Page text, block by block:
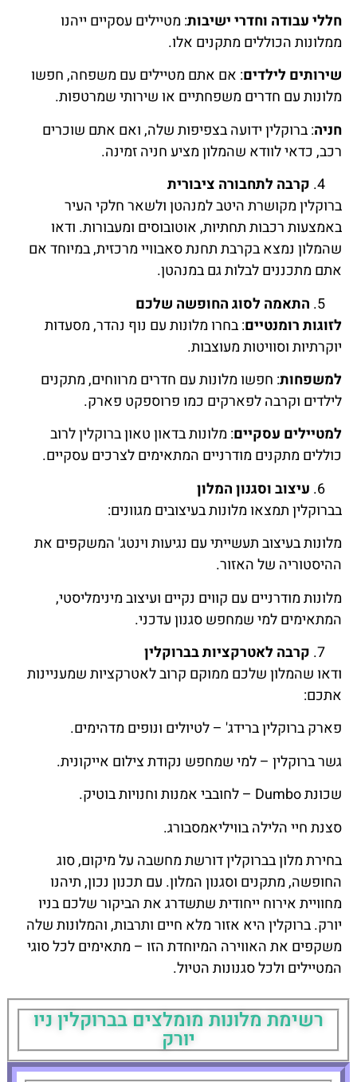
חללי עבודה וחדרי ישיבות: מטיילים עסקיים ייהנו
ממלונות הכוללים מתקנים אלו.
שירותים לילדים: אם אתם מטיילים עם משפחה, חפשו
מלונות עם חדרים משפחתיים או שירותי שמרטפות.
חניה: ברוקלין ידועה בצפיפות שלה, ואם אתם שוכרים
רכב, כדאי לוודא שהמלון מציע חניה זמינה.
קרבה לתחבורה ציבורית
ברוקלין מקושרת היטב למנהטן ולשאר חלקי העיר
באמצעות רכבות תחתיות, אוטובוסים ומעבורות. ודאו
שהמלון נמצא בקרבת תחנת סאבוויי מרכזית, במיוחד אם
אתם מתכננים לבלות גם במנהטן.
התאמה לסוג החופשה שלכם
לזוגות רומנטיים: בחרו מלונות עם נוף נהדר, מסעדות
יוקרתיות וסוויטות מעוצבות.
למשפחות: חפשו מלונות עם חדרים מרווחים, מתקנים
לילדים וקרבה לפארקים כמו פרוספקט פארק.
למטיילים עסקיים: מלונות בדאון טאון ברוקלין לרוב
כוללים מתקנים מודרניים המתאימים לצרכים עסקיים.
עיצוב וסגנון המלון
בברוקלין תמצאו מלונות בעיצובים מגוונים:
מלונות בעיצוב תעשייתי עם נגיעות וינטג' המשקפים את
ההיסטוריה של האזור.
מלונות מודרניים עם קווים נקיים ועיצוב מינימליסטי,
המתאימים למי שמחפש סגנון עדכני.
קרבה לאטרקציות בברוקלין
ודאו שהמלון שלכם ממוקם קרוב לאטרקציות שמעניינות
אתכם:
פארק ברוקלין ברידג' – לטיולים ונופים מדהימים.
גשר ברוקלין – למי שמחפש נקודת צילום אייקונית.
שכונת Dumbo – לחובבי אמנות וחנויות בוטיק.
סצנת חיי הלילה בוויליאמסבורג.
בחירת מלון בברוקלין דורשת מחשבה על מיקום, סוג
החופשה, מתקנים וסגנון המלון. עם תכנון נכון, תיהנו
מחוויית אירוח ייחודית שתשדרג את הביקור שלכם בניו
יורק. ברוקלין היא אזור מלא חיים ותרבות, והמלונות שלה
משקפים את האווירה המיוחדת הזו – מתאימים לכל סוגי
המטיילים ולכל סגנונות הטיול.
רשימת מלונות מומלצים בברוקלין ניו
יורק